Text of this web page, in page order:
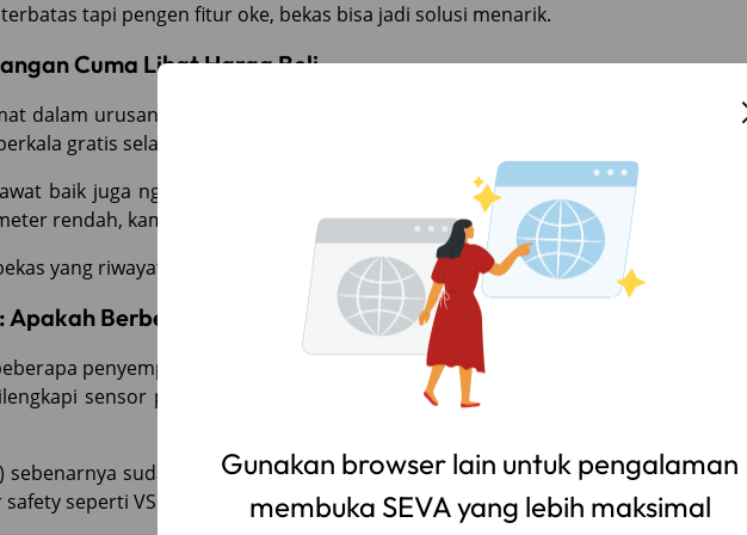
Gunakan browser lain untuk pengalaman
membuka SEVA yang lebih maksimal
tapi pengen fitur oke, bekas bisa jadi solusi menarik.
Cuma Lihat Harga Beli
dalam urusan servis dan perawatan di 1–3 tahun pertama. Daihatsu juga
gratis selama masa garansi.
baik juga nggak kalah hemat. Apalagi kalau kamu beli dari pemilik yang
rendah, kamu tetap bisa tenang.
yang riwayat servis-nya nggak jelas atau odometernya terlalu tinggi.
Berbeda Jauh?
penyempurnaan, terutama pada fitur keselamatan dan kenyamanan.
sensor parkir, Hill Start Assist, dan sistem multimedia touchscreen
sebenarnya sudah punya fitur-fitur serupa, meski bisa jadi masih versi awal
seperti VSC (Vehicle Stability Control).